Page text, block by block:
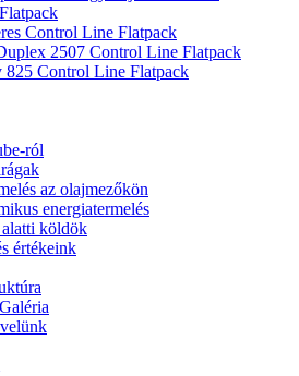
Control Line Flatpack
2507 Control Line Flatpack
825 Control Line Flatpack
ról
az olajmezőkön
energiatermelés
alatti köldök
értékeink